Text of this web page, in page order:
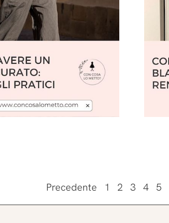
Precedente 1 2 3 4 5